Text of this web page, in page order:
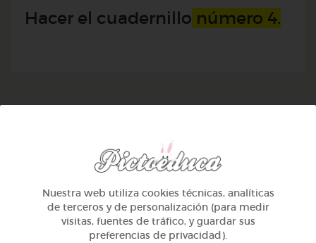
Hacer el cuadernillo número 4.
TAMBIÉN TE PUEDE INTERESAR
Nuestra web utiliza cookies técnicas, analíticas
de terceros y de personalización (para medir
visitas, fuentes de tráfico, y guardar sus
preferencias de privacidad).